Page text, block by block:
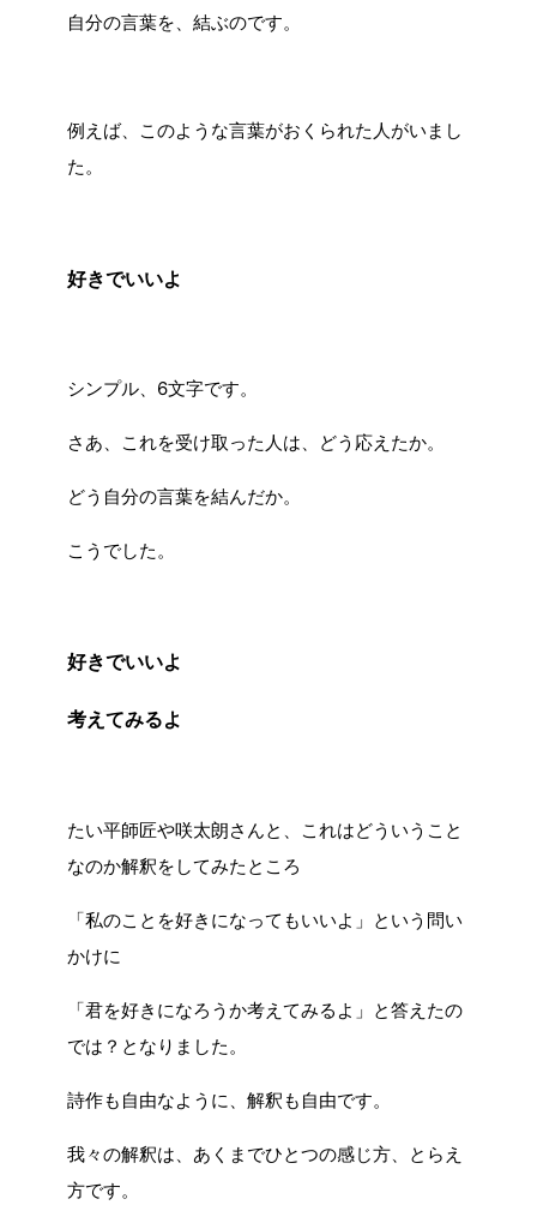
自分の言葉を、結ぶのです。
例えば、このような言葉がおくられた人がいまし
た。
好きでいいよ
シンプル、6文字です。
さあ、これを受け取った人は、どう応えたか。
どう自分の言葉を結んだか。
こうでした。
好きでいいよ
考えてみるよ
たい平師匠や咲太朗さんと、これはどういうこと
なのか解釈をしてみたところ
「私のことを好きになってもいいよ」という問い
かけに
「君を好きになろうか考えてみるよ」と答えたの
では？となりました。
詩作も自由なように、解釈も自由です。
我々の解釈は、あくまでひとつの感じ方、とらえ
方です。